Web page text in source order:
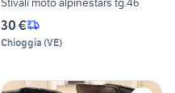
30 €
Chioggia (VE)